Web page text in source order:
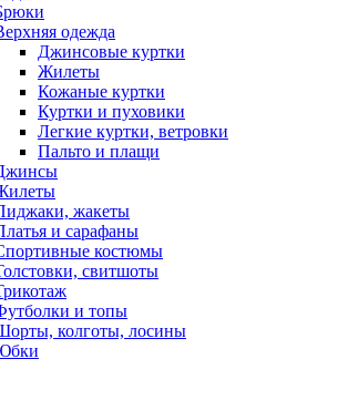
одежда
Джинсовые куртки
Жилеты
Кожаные куртки
Куртки и пуховики
Легкие куртки, ветровки
Пальто и плащи
жакеты
и сарафаны
костюмы
свитшоты
и топы
колготы, лосины